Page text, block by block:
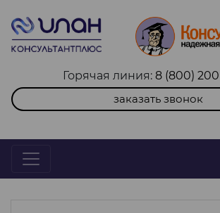
Горячая линия: 8 (800)
заказать звонок